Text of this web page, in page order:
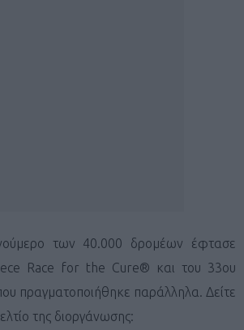
των 40.000 δρομέων έφτασε
Race for the Cure® και του 33ου
πραγματοποιήθηκε παράλληλα. Δείτε
της διοργάνωσης: